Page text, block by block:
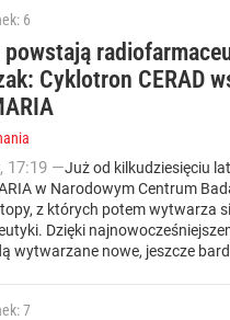
6
powstają
Cyklotron CERAD
, 17:19 —Już od kilkudziesięciu
w Narodowym Centrum
z których potem wytwarza
Dzięki
wytwarzane nowe, jeszcze
7